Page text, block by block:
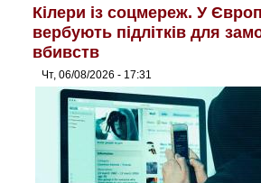
Кілери із соцмереж. У
вербують підлітків для
вбивств
Чт, 06/08/2026 - 17:31